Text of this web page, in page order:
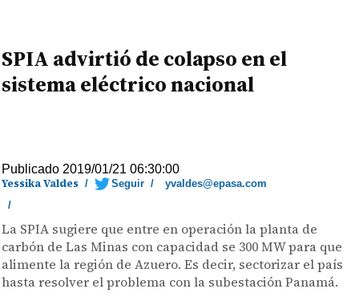
SPIA advirtió de colapso en el
sistema eléctrico nacional
Publicado 2019/01/21 06:30:00
Yessika Valdes / Seguir /
yvaldes@epasa.com
/
La SPIA sugiere que entre en operación la planta de
carbón de Las Minas con capacidad se 300 MW para que
alimente la región de Azuero. Es decir, sectorizar el país
hasta resolver el problema con la subestación Panamá.